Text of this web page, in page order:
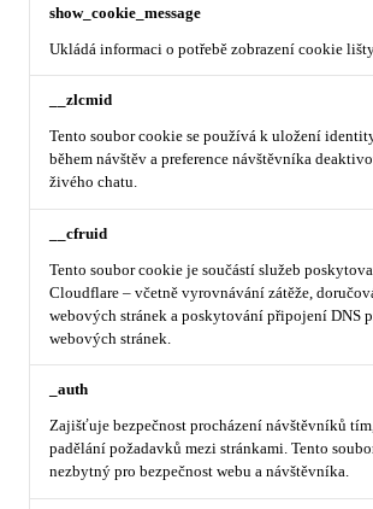
show_cookie_message
Ukládá informaci o potřebě zobrazení cookie
__zlcmid
Tento soubor cookie se používá k uložení
během návštěv a preference návštěvníka
živého chatu.
__cfruid
Tento soubor cookie je součástí služeb
Cloudflare – včetně vyrovnávání zátěže,
webových stránek a poskytování připojení DNS
webových stránek.
_auth
Zajišťuje bezpečnost procházení návštěvníků
padělání požadavků mezi stránkami. Tento
nezbytný pro bezpečnost webu a návštěvníka.